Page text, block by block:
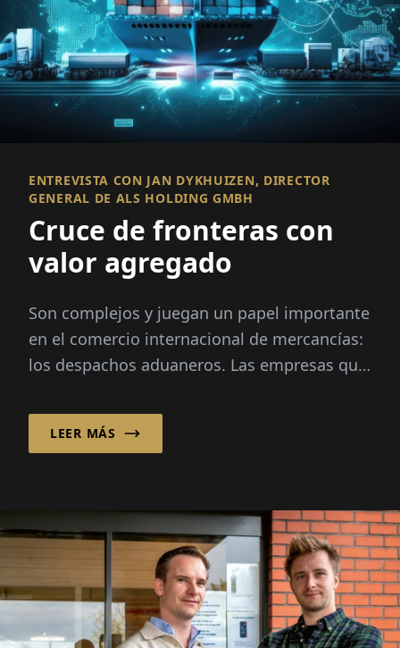
ENTREVISTA CON JAN DYKHUIZEN, DIRECTOR
GENERAL DE ALS HOLDING GMBH
Cruce de fronteras con
valor agregado
Son complejos y juegan un papel importante
en el comercio internacional de mercancías:
los despachos aduaneros. Las empresas que
importación...
LEER MÁS